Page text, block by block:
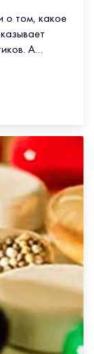
о том, какое
А